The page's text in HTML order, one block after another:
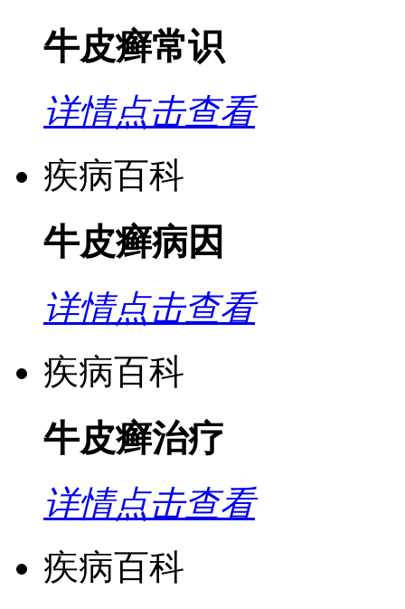
牛皮癣常识
详情点击查看
疾病百科
牛皮癣病因
详情点击查看
疾病百科
牛皮癣治疗
详情点击查看
疾病百科